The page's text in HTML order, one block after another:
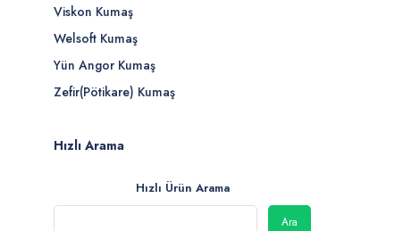
Viskon Kumaş
Welsoft Kumaş
Yün Angor Kumaş
Zefir(Pötikare) Kumaş
Hızlı Arama
Hızlı Ürün Arama
Ara